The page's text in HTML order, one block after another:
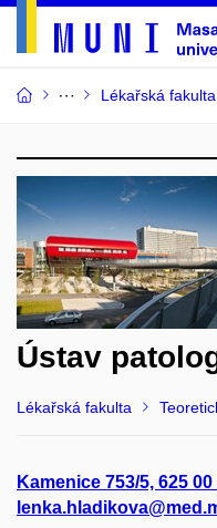
Lékařská fakulta
Ústav
Lékařská fakulta
Kamenice 753/5, 625